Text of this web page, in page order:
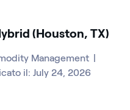
(Houston, TX)
Management
il: July 24, 2026